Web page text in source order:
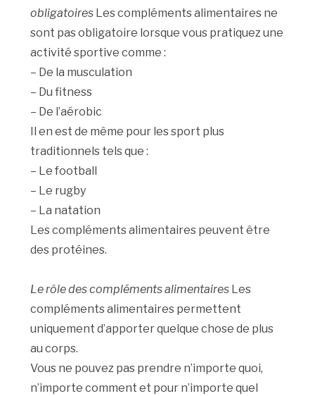
obligatoires Les compléments alimentaires ne
sont pas obligatoire lorsque vous pratiquez une
activité sportive comme :
– De la musculation
– Du fitness
– De l’aérobic
Il en est de même pour les sport plus
traditionnels tels que :
– Le football
– Le rugby
– La natation
Les compléments alimentaires peuvent être
des protéines.
Le rôle des compléments alimentaires Les
compléments alimentaires permettent
uniquement d’apporter quelque chose de plus
au corps.
Vous ne pouvez pas prendre n’importe quoi,
n’importe comment et pour n’importe quel